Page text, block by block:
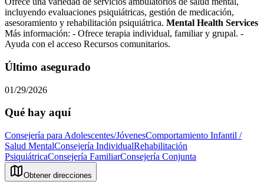
incluyendo evaluaciones psiquiátricas, gestión de medicación,
asesoramiento y rehabilitación psiquiátrica. Mental Health Services
Más información: - Ofrece terapia individual, familiar y grupal. -
Ayuda con el acceso Recursos comunitarios.
Último asegurado
01/29/2026
Qué hay aquí
Consejería para Adolescentes/JóvenesComportamiento Infantil /
Salud MentalConsejería IndividualRehabilitación
PsiquiátricaConsejería FamiliarConsejería Conjunta
Obtener direcciones